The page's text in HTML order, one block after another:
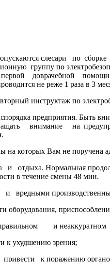
слесари по
группу по
доврачебной помощи
не реже 1 раза в 3
по
предприятия.
внимание на
которых Вам не поручена
Нормальная
в течение смены 48 мин.
приспособлений и
и неаккуратном
к ухудшению зрения;
к поражению